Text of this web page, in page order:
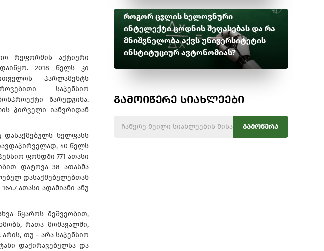
რეფორმის აქტიური
2018 წელს კი
პარლამენტს
საპენსიო
წარუდგინა.
პირველი იანვრიდან
დასაქმებულს ხელფასს
40 წელს
ფონდში 771 ათასი
დატოვა 38 ათასმა
დასაქმებულებთან
ათასი ადამიანი ანუ
წყაროს მეშვეობით,
რათა მომავალში,
არის, თუ - არა საპენსიო
დაქირავებულსა და
როგორ ცვლის ხელოვნური
ინტელექტი ცოდნის შეფასებას და რა
მნიშვნელობა აქვს უნივერსიტეტის
ინსტიტუციურ ავტონომიას?
გამოიწერე სიახლეები
გამოწერა